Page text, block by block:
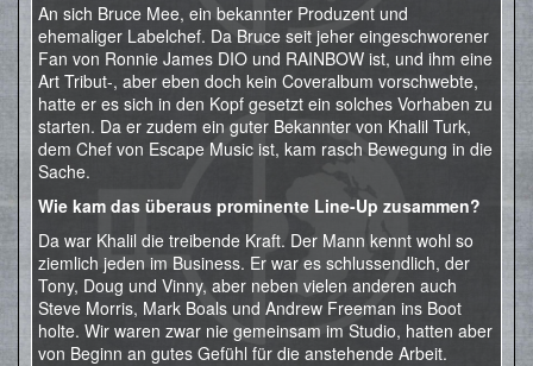
An sich Bruce Mee, ein bekannter Produzent und
ehemaliger Labelchef. Da Bruce seit jeher eingeschworener
Fan von Ronnie James DIO und RAINBOW ist, und ihm eine
Art Tribut-, aber eben doch kein Coveralbum vorschwebte,
hatte er es sich in den Kopf gesetzt ein solches Vorhaben zu
starten. Da er zudem ein guter Bekannter von Khalil Turk,
dem Chef von Escape Music ist, kam rasch Bewegung in die
Sache.
Wie kam das überaus prominente Line-Up zusammen?
Da war Khalil die treibende Kraft. Der Mann kennt wohl so
ziemlich jeden im Business. Er war es schlussendlich, der
Tony, Doug und Vinny, aber neben vielen anderen auch
Steve Morris, Mark Boals und Andrew Freeman ins Boot
holte. Wir waren zwar nie gemeinsam im Studio, hatten aber
von Beginn an gutes Gefühl für die anstehende Arbeit.